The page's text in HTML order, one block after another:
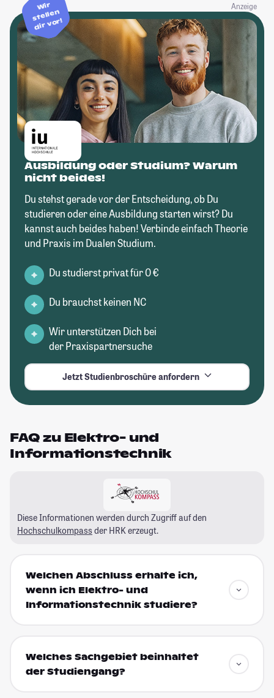
Anzeige
Wir
stellen
dir vor!
Ausbildung oder Studium? Warum
nicht beides!
Du stehst gerade vor der Entscheidung, ob Du
studieren oder eine Ausbildung starten wirst? Du
kannst auch beides haben! Verbinde einfach Theorie
und Praxis im Dualen Studium.
Du studierst privat für 0 €
Du brauchst keinen NC
Wir unterstützen Dich bei
der Praxispartnersuche
Jetzt Studienbroschüre anfordern
FAQ zu Elektro- und
Informationstechnik
Diese Informationen werden durch Zugriff auf den
Hochschulkompass der HRK erzeugt.
Welchen Abschluss erhalte ich,
wenn ich Elektro- und
Informationstechnik studiere?
Welches Sachgebiet beinhaltet
der Studiengang?